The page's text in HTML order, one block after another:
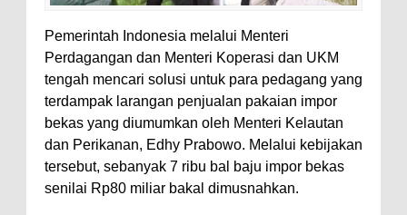
Pemerintah Indonesia melalui Menteri
Perdagangan dan Menteri Koperasi dan UKM
tengah mencari solusi untuk para pedagang yang
terdampak larangan penjualan pakaian impor
bekas yang diumumkan oleh Menteri Kelautan
dan Perikanan, Edhy Prabowo. Melalui kebijakan
tersebut, sebanyak 7 ribu bal baju impor bekas
senilai Rp80 miliar bakal dimusnahkan.